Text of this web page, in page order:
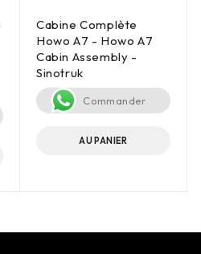
Cabine Complète
Howo A7 - Howo A7
Cabin Assembly -
Sinotruk
Commander
AU PANIER